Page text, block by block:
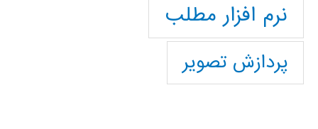
نرم افزار مطلب
پردازش تصویر